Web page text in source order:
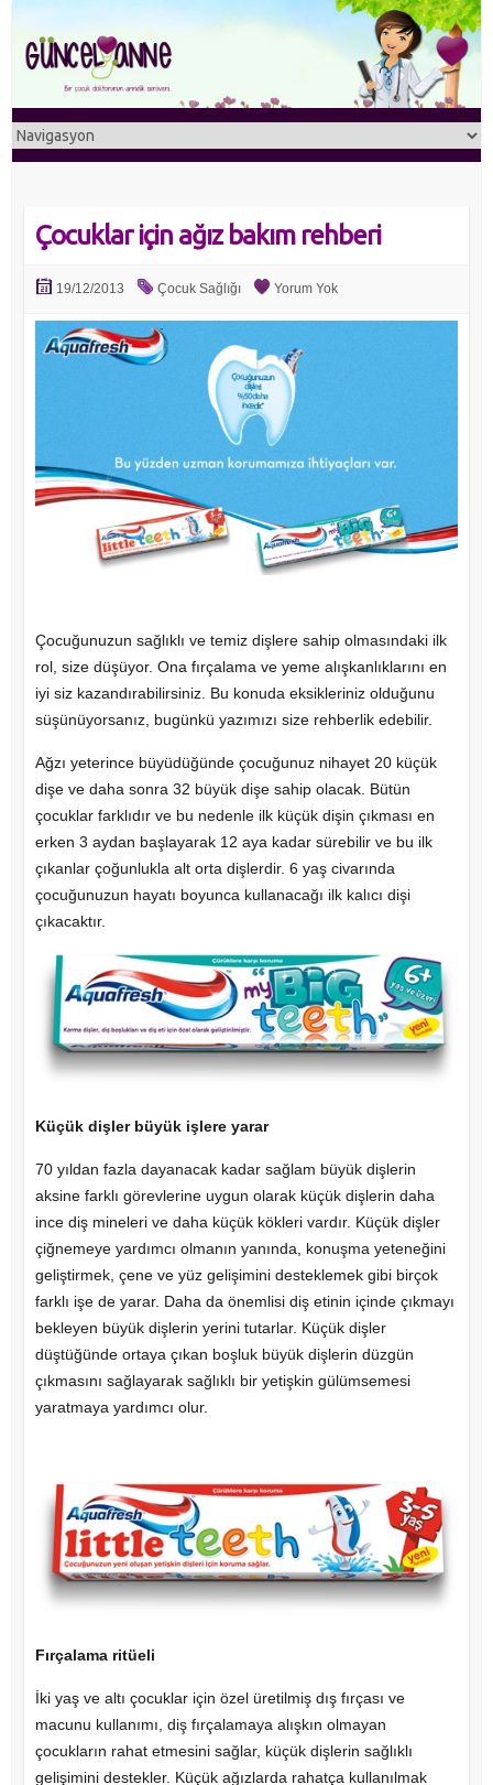
Çocuklar için ağız bakım rehberi
19/12/2013 Çocuk Sağlığı Yorum Yok
Çocuğunuzun sağlıklı ve temiz dişlere sahip olmasındaki ilk
rol, size düşüyor. Ona fırçalama ve yeme alışkanlıklarını en
iyi siz kazandırabilirsiniz. Bu konuda eksikleriniz olduğunu
süşünüyorsanız, bugünkü yazımızı size rehberlik edebilir.
Ağzı yeterince büyüdüğünde çocuğunuz nihayet 20 küçük
dişe ve daha sonra 32 büyük dişe sahip olacak. Bütün
çocuklar farklıdır ve bu nedenle ilk küçük dişin çıkması en
erken 3 aydan başlayarak 12 aya kadar sürebilir ve bu ilk
çıkanlar çoğunlukla alt orta dişlerdir. 6 yaş civarında
çocuğunuzun hayatı boyunca kullanacağı ilk kalıcı dişi
çıkacaktır.
Küçük dişler büyük işlere yarar
70 yıldan fazla dayanacak kadar sağlam büyük dişlerin
aksine farklı görevlerine uygun olarak küçük dişlerin daha
ince diş mineleri ve daha küçük kökleri vardır. Küçük dişler
çiğnemeye yardımcı olmanın yanında, konuşma yeteneğini
geliştirmek, çene ve yüz gelişimini desteklemek gibi birçok
farklı işe de yarar. Daha da önemlisi diş etinin içinde çıkmayı
bekleyen büyük dişlerin yerini tutarlar. Küçük dişler
düştüğünde ortaya çıkan boşluk büyük dişlerin düzgün
çıkmasını sağlayarak sağlıklı bir yetişkin gülümsemesi
yaratmaya yardımcı olur.
Fırçalama ritüeli
İki yaş ve altı çocuklar için özel üretilmiş dış fırçası ve
macunu kullanımı, diş fırçalamaya alışkın olmayan
çocukların rahat etmesini sağlar, küçük dişlerin sağlıklı
gelişimini destekler. Küçük ağızlarda rahatça kullanılmak